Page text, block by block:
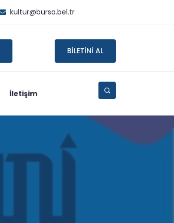
kultur@bursa.bel.tr
BİLETİNİ AL
İletişim